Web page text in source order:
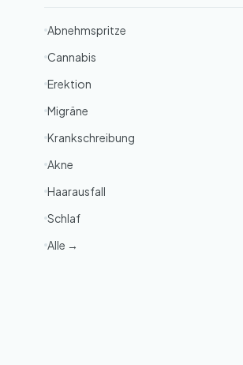
Abnehmspritze
Cannabis
Erektion
Migräne
Krankschreibung
Akne
Haarausfall
Schlaf
Alle →